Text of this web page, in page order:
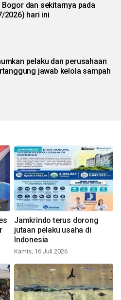
Bogor dan sekitarnya pada
2026) hari ini
pelaku dan perusahaan
jawab kelola sampah
Jamkrindo terus dorong
jutaan pelaku usaha di
Indonesia
Kamis, 16 Juli 2026